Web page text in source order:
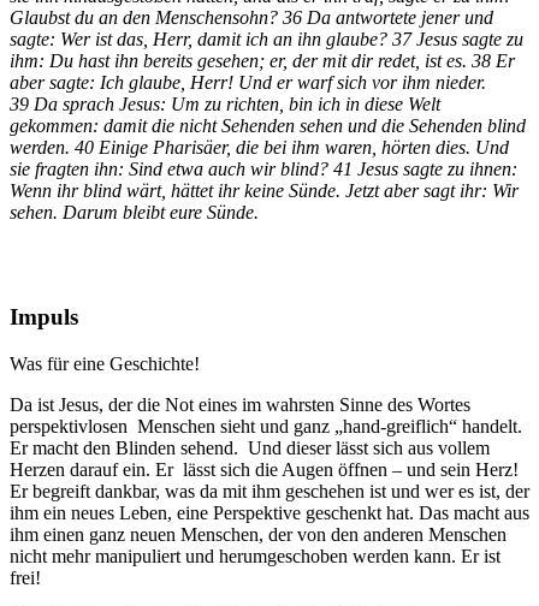
Glaubst du an den Menschensohn? 36 Da antwortete jener und
sagte: Wer ist das, Herr, damit ich an ihn glaube? 37 Jesus sagte zu
ihm: Du hast ihn bereits gesehen; er, der mit dir redet, ist es. 38 Er
aber sagte: Ich glaube, Herr! Und er warf sich vor ihm nieder.
39 Da sprach Jesus: Um zu richten, bin ich in diese Welt
gekommen: damit die nicht Sehenden sehen und die Sehenden blind
werden. 40 Einige Pharisäer, die bei ihm waren, hörten dies. Und
sie fragten ihn: Sind etwa auch wir blind? 41 Jesus sagte zu ihnen:
Wenn ihr blind wärt, hättet ihr keine Sünde. Jetzt aber sagt ihr: Wir
sehen. Darum bleibt eure Sünde.
Impuls
Was für eine Geschichte!
Da ist Jesus, der die Not eines im wahrsten Sinne des Wortes
perspektivlosen Menschen sieht und ganz „hand-greiflich“ handelt.
Er macht den Blinden sehend. Und dieser lässt sich aus vollem
Herzen darauf ein. Er lässt sich die Augen öffnen – und sein Herz!
Er begreift dankbar, was da mit ihm geschehen ist und wer es ist, der
ihm ein neues Leben, eine Perspektive geschenkt hat. Das macht aus
ihm einen ganz neuen Menschen, der von den anderen Menschen
nicht mehr manipuliert und herumgeschoben werden kann. Er ist
frei!